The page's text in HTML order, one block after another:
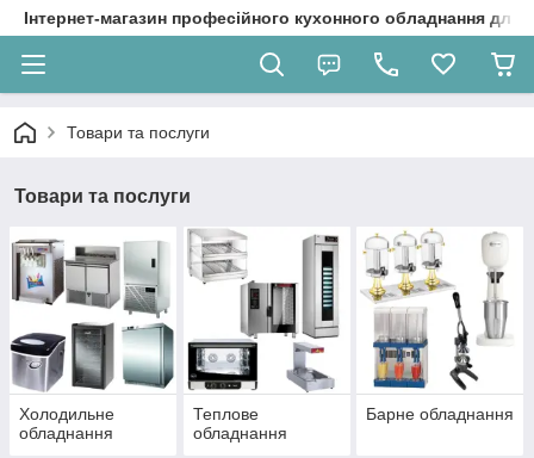
Інтернет-магазин професійного кухонного обладнання
Товари та послуги
Товари та послуги
Холодильне
обладнання
Теплове
обладнання
Барне обладнання